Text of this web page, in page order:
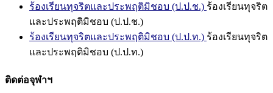
ร้องเรียนทุจริตและประพฤติมิชอบ (ป.ป.ช.) ร้องเรียนทุจริต
และประพฤติมิชอบ (ป.ป.ช.)
ร้องเรียนทุจริตและประพฤติมิชอบ (ป.ป.ท.) ร้องเรียนทุจริต
และประพฤติมิชอบ (ป.ป.ท.)
ติดต่อจุฬาฯ